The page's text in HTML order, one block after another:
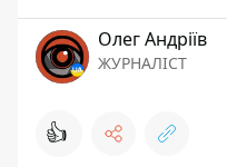
Олег Андріїв
ЖУРНАЛІСТ
👍